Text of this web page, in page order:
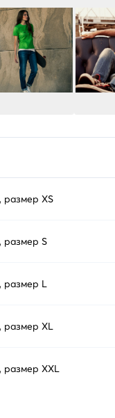
размер XS
размер S
размер L
размер XL
размер XXL